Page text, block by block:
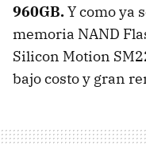
960GB.Y como ya
memoria NAND
Silicon Motion
bajo costo y gran